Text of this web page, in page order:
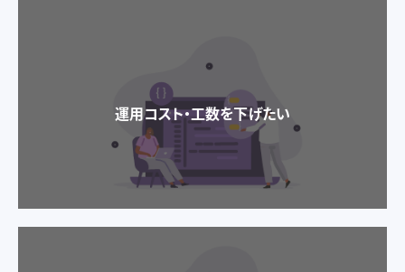
運用コスト・工数を下げたい